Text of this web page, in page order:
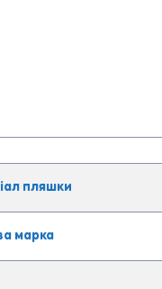
пляшки
марка